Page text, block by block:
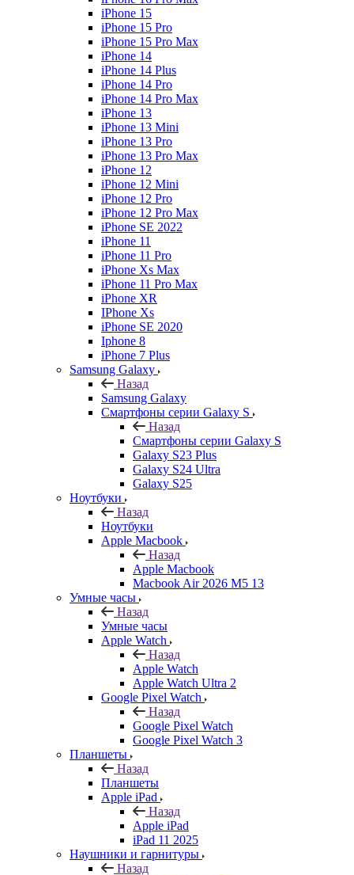
iPhone 15
iPhone 15 Pro
iPhone 15 Pro Max
iPhone 14
iPhone 14 Plus
iPhone 14 Pro
iPhone 14 Pro Max
iPhone 13
iPhone 13 Mini
iPhone 13 Pro
iPhone 13 Pro Max
iPhone 12
iPhone 12 Mini
iPhone 12 Pro
iPhone 12 Pro Max
iPhone SE 2022
iPhone 11
iPhone 11 Pro
iPhone Xs Max
iPhone 11 Pro Max
iPhone XR
IPhone Xs
iPhone SE 2020
Iphone 8
iPhone 7 Plus
Samsung Galaxy
Назад
Samsung Galaxy
Смартфоны серии Galaxy S
Назад
Смартфоны серии Galaxy S
Galaxy S23 Plus
Galaxy S24 Ultra
Galaxy S25
Ноутбуки
Назад
Ноутбуки
Apple Macbook
Назад
Apple Macbook
Macbook Air 2026 M5 13
Умные часы
Назад
Умные часы
Apple Watch
Назад
Apple Watch
Apple Watch Ultra 2
Google Pixel Watch
Назад
Google Pixel Watch
Google Pixel Watch 3
Планшеты
Назад
Планшеты
Apple iPad
Назад
Apple iPad
iPad 11 2025
Наушники и гарнитуры
Назад